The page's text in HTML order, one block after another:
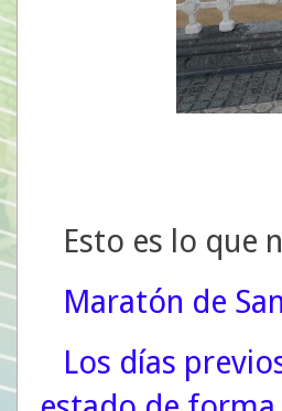
Esto es lo que
Maratón de
Los días